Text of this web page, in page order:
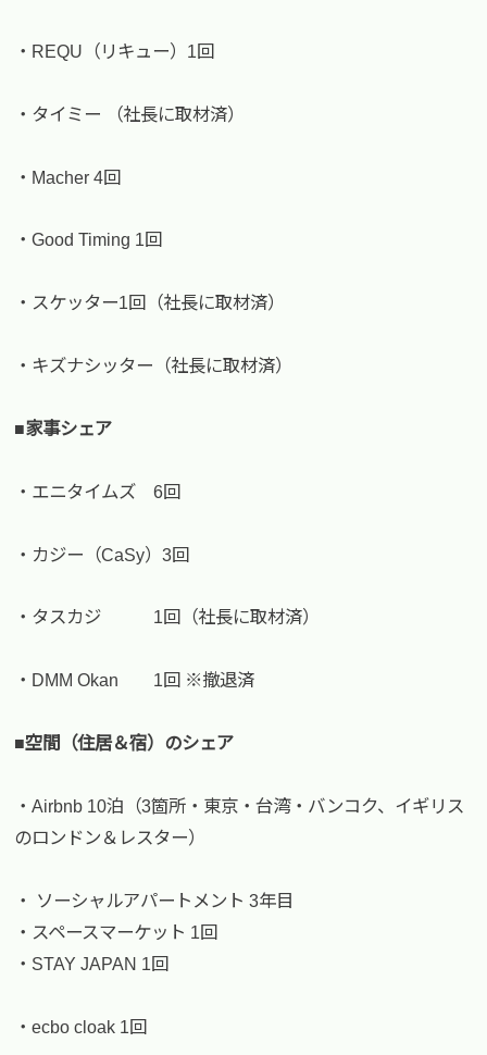
・REQU（リキュー）1回
・タイミー （社長に取材済）
・Macher 4回
・Good Timing 1回
・スケッター1回（社長に取材済）
・キズナシッター（社長に取材済）
■家事シェア
・エニタイムズ 6回
・カジー（CaSy）3回
・タスカジ 1回（社長に取材済）
・DMM Okan 1回 ※撤退済
■空間（住居＆宿）のシェア
・Airbnb 10泊（3箇所・東京・台湾・バンコク、イギリス
のロンドン＆レスター）
・ ソーシャルアパートメント 3年目
・スペースマーケット 1回
・STAY JAPAN 1回
・ecbo cloak 1回